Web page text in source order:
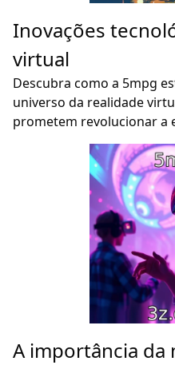
Inovações
virtual
Descubra como a 5mpg
universo da realidade
prometem revolucionar a
A importância da